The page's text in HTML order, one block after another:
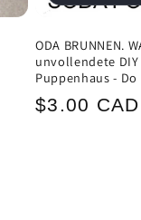
ODA BRUNNEN.
unvollendete
Puppenhaus -
Normaler
$3.00 CAD